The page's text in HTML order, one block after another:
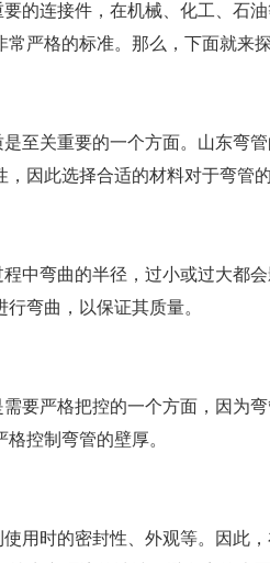
的连接件，在机械、化工、石
严格的标准。那么，下面就来
至关重要的一个方面。山东弯
因此选择合适的材料对于弯管
中弯曲的半径，过小或过大都
弯曲，以保证其质量。
要严格把控的一个方面，因为
控制弯管的壁厚。
用时的密封性、外观等。因此